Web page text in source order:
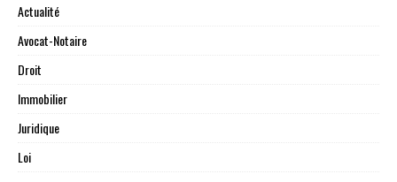
Actualité
Avocat-Notaire
Droit
Immobilier
Juridique
Loi